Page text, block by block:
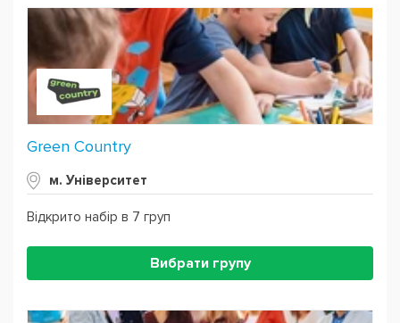
Green Country
м. Університет
Відкрито набір в 7 груп
Вибрати групу